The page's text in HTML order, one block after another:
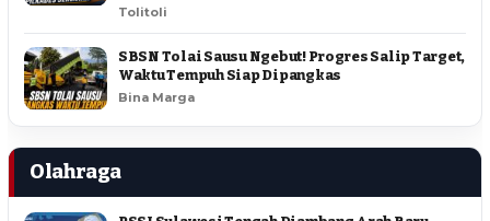
Tolitoli
SBSN Tolai Sausu Ngebut! Progres Salip Target,
Waktu Tempuh Siap Dipangkas
Bina Marga
Olahraga